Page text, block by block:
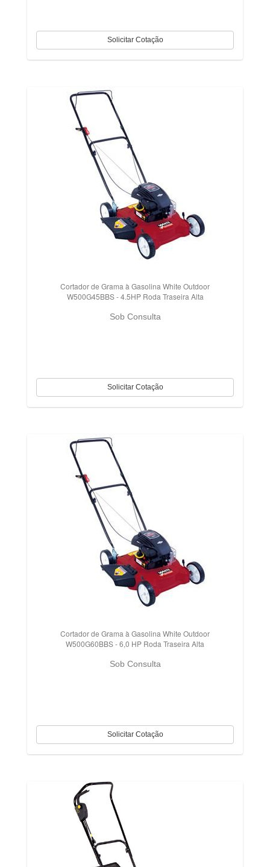
Cortador de Grama à Gasolina White Outdoor
W500G45BBS - 4.5HP Roda Traseira Alta
Sob Consulta
Cortador de Grama à Gasolina White Outdoor
W500G60BBS - 6,0 HP Roda Traseira Alta
Sob Consulta